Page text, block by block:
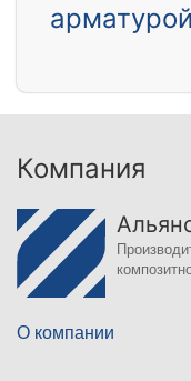
арматурой
Компания
О компании